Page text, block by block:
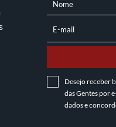
NOME
Nome
MAIL
E-mail
Desejo receber
das Gentes por
dadose